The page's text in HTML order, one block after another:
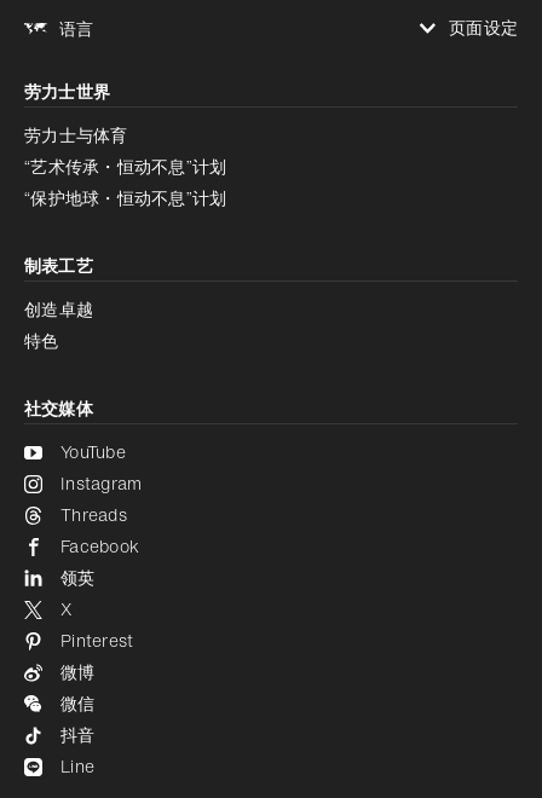
语言
页面设定
增加对比度
停用
减少动画
减少动画
停用
劳力士世界
劳力士与体育
“艺术传承・恒动不息”计划
“保护地球・恒动不息”计划
制表工艺
创造卓越
特色
社交媒体
YouTube
Instagram
Threads
Facebook
领英
X
Pinterest
微博
微信
抖音
Line